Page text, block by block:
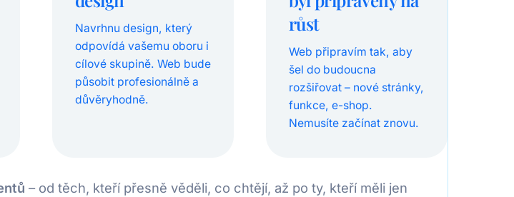
Navrhnu design, který
odpovídá vašemu oboru i
cílové skupině. Web bude
působit profesionálně a
důvěryhodně.
růst
Web připravím tak, aby
šel do budoucna
rozšiřovat – nové stránky,
funkce, e-shop.
Nemusíte začínat znovu.
– od těch, kteří přesně věděli, co chtějí, až po ty, kteří měli jen